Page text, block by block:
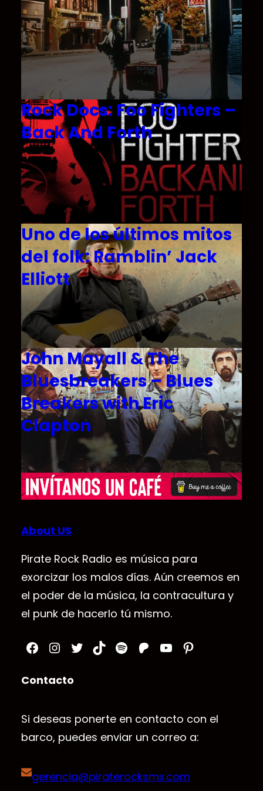
Rock Docs: Foo Fighters –
Back And Forth
Uno de los últimos mitos
del folk: Ramblin’ Jack
Elliott
John Mayall & The
Bluesbreakers – Blues
Breakers with Eric
Clapton
About US
Pirate Rock Radio es música para
exorcizar los malos días. Aún creemos en
el poder de la música, la contracultura y
el punk de hacerlo tú mismo.
Facebook Instagram Twitter TikTok Spotify Patreon YouTube Pinterest
Contacto
Si deseas ponerte en contacto con el
barco, puedes enviar un correo a:
gerencia@piraterocksmx.com